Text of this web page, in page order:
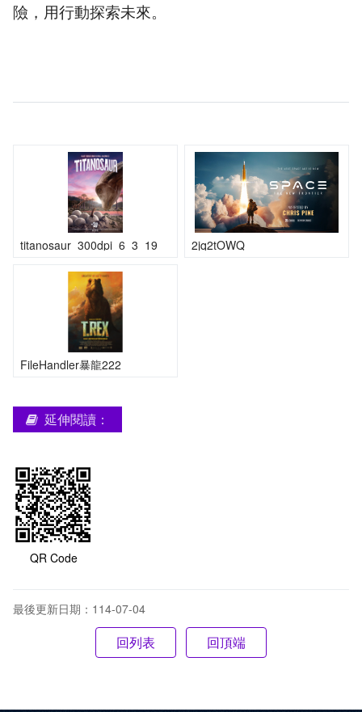
險，用行動探索未來。
titanosaur_300dpi_6_3_19 2jq2tOWQ
FileHandler暴龍222
延伸閱讀：
QR Code
最後更新日期：114-07-04
回頂端